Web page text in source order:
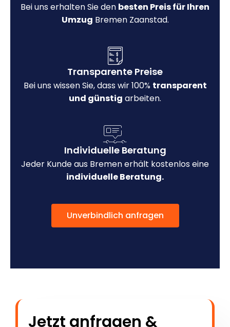
Bei uns erhalten Sie den besten Preis für Ihren
Umzug Bremen Zaanstad.
Transparente Preise
Bei uns wissen Sie, dass wir 100% transparent
und günstig arbeiten.
Individuelle Beratung
Jeder Kunde aus Bremen erhält kostenlos eine
individuelle Beratung.
Unverbindlich anfragen
Jetzt anfragen &